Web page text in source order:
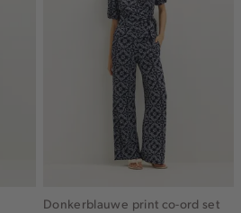
Donkerblauwe print co-ord set